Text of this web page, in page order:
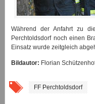
Während der Anfahrt zu
Perchtoldsdorf noch einen
Einsatz wurde zeitgleich
Bildautor: Florian
FF Perchtoldsdorf